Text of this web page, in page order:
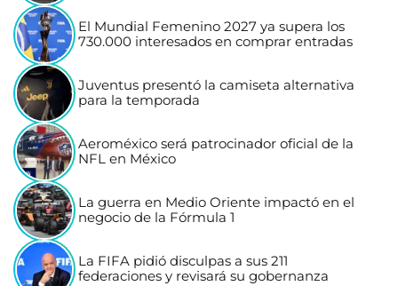
El Mundial Femenino 2027 ya supera los
730.000 interesados en comprar entradas
Juventus presentó la camiseta alternativa
para la temporada
Aeroméxico será patrocinador oficial de la
NFL en México
La guerra en Medio Oriente impactó en el
negocio de la Fórmula 1
La FIFA pidió disculpas a sus 211
federaciones y revisará su gobernanza